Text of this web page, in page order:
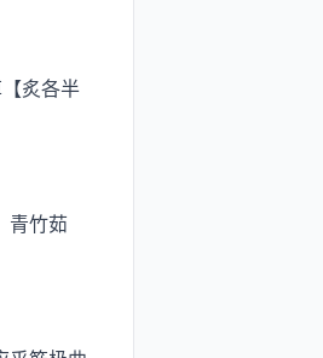
炙各半
青竹茹